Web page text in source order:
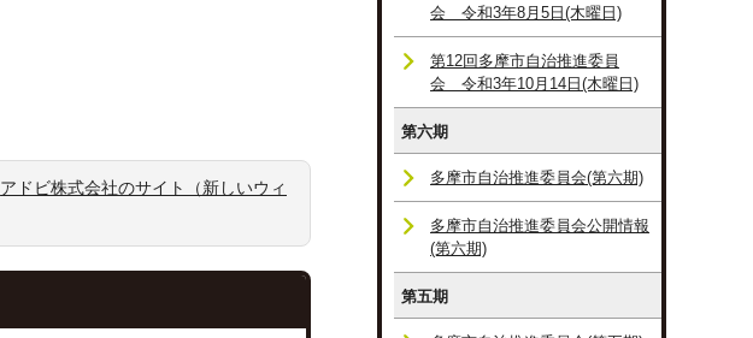
アドビ株式会社のサイト（新しいウィ
会 令和3年8月5日(木曜日)
第12回多摩市自治推進委員
会 令和3年10月14日(木曜日)
第六期
多摩市自治推進委員会(第六期)
多摩市自治推進委員会公開情報
(第六期)
第五期